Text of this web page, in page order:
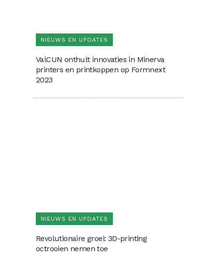
NIEUWS EN UPDATES
ValCUN onthult innovaties in Minerva
printers en printkoppen op Formnext
2023
NIEUWS EN UPDATES
Revolutionaire groei: 3D-printing
octrooien nemen toe